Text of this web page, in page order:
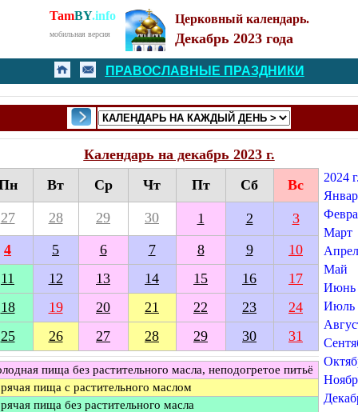
TamBY.info
мобильная версия
Церковный календарь.
Декабрь 2023 года
ПРАВОСЛАВНЫЕ ПРАЗДНИКИ
Календарь на декабрь 2023 г.
Вт Ср Чт Пт Сб Вс
27 28 29 30 1 2
3
4
5 6 7 8 9
10
11
12 13 14 15 16
17
18
19 20 21 22 23
24
25
26 27 28 29 30 31
пища без растительного масла, неподогретое питьё
пища с растительного маслом
пища без растительного масла
2024 г.
Март
Май
Июнь
Июль